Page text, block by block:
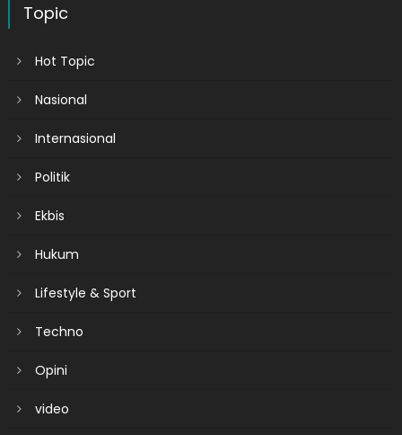
Topic
Hot Topic
Nasional
Internasional
Politik
Ekbis
Hukum
Lifestyle & Sport
Techno
Opini
video